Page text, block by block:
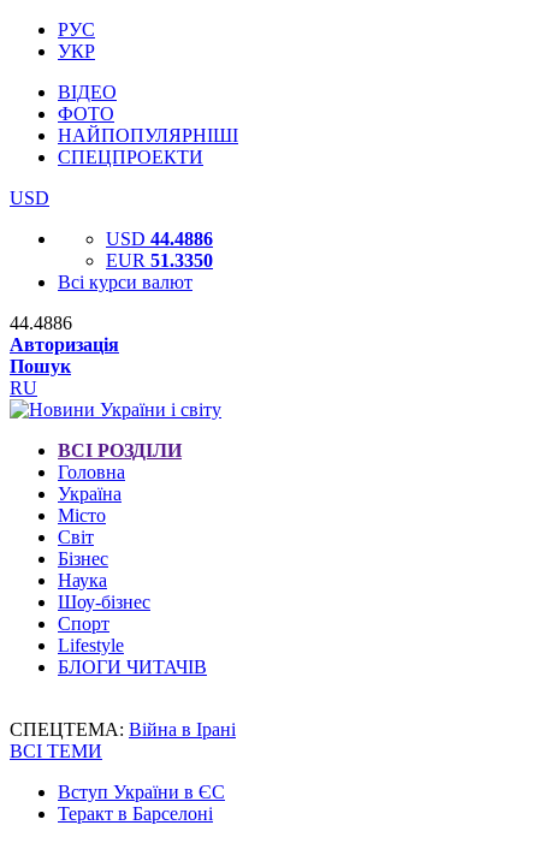
РУС
УКР
ВІДЕО
ФОТО
НАЙПОПУЛЯРНІШІ
СПЕЦПРОЕКТИ
USD
USD 44.4886
EUR 51.3350
Всі курси валют
44.4886
Авторизація
Пошук
RU
ВСІ РОЗДІЛИ
Головна
Україна
Місто
Світ
Бізнес
Наука
Шоу-бізнес
Спорт
Lifestyle
БЛОГИ ЧИТАЧІВ
СПЕЦТЕМА: Війна в Ірані
ВСІ ТЕМИ
Вступ України в ЄС
Теракт в Барселоні